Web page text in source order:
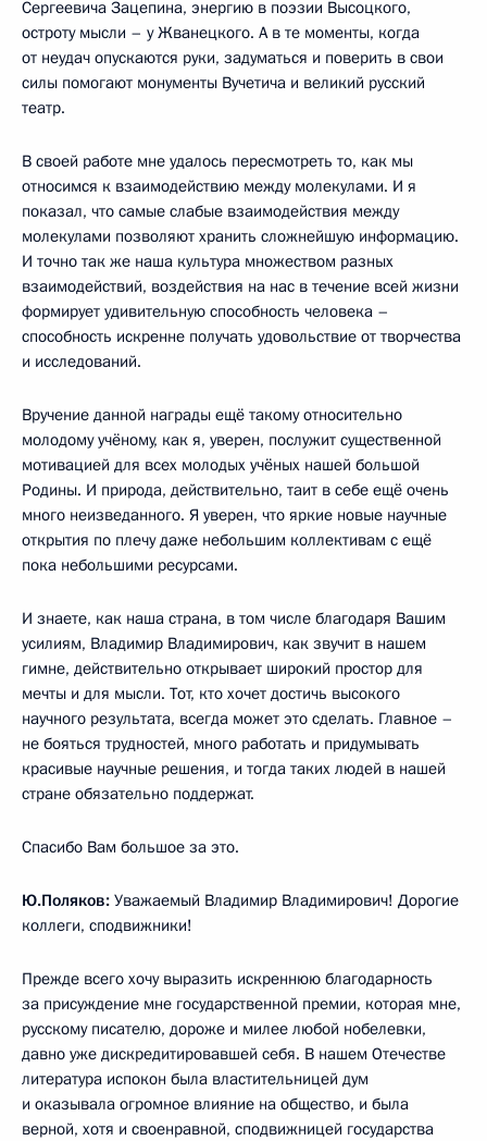
Сергеевича Зацепина, энергию в поэзии Высоцкого,
остроту мысли – у Жванецкого. А в те моменты, когда
от неудач опускаются руки, задуматься и поверить в свои
силы помогают монументы Вучетича и великий русский
театр.
В своей работе мне удалось пересмотреть то, как мы
относимся к взаимодействию между молекулами. И я
показал, что самые слабые взаимодействия между
молекулами позволяют хранить сложнейшую информацию.
И точно так же наша культура множеством разных
взаимодействий, воздействия на нас в течение всей жизни
формирует удивительную способность человека –
способность искренне получать удовольствие от творчества
и исследований.
Вручение данной награды ещё такому относительно
молодому учёному, как я, уверен, послужит существенной
мотивацией для всех молодых учёных нашей большой
Родины. И природа, действительно, таит в себе ещё очень
много неизведанного. Я уверен, что яркие новые научные
открытия по плечу даже небольшим коллективам с ещё
пока небольшими ресурсами.
И знаете, как наша страна, в том числе благодаря Вашим
усилиям, Владимир Владимирович, как звучит в нашем
гимне, действительно открывает широкий простор для
мечты и для мысли. Тот, кто хочет достичь высокого
научного результата, всегда может это сделать. Главное –
не бояться трудностей, много работать и придумывать
красивые научные решения, и тогда таких людей в нашей
стране обязательно поддержат.
Спасибо Вам большое за это.
Ю.Поляков: Уважаемый Владимир Владимирович! Дорогие
коллеги, сподвижники!
Прежде всего хочу выразить искреннюю благодарность
за присуждение мне государственной премии, которая мне,
русскому писателю, дороже и милее любой нобелевки,
давно уже дискредитировавшей себя. В нашем Отечестве
литература испокон была властительницей дум
и оказывала огромное влияние на общество, и была
верной, хотя и своенравной, сподвижницей государства